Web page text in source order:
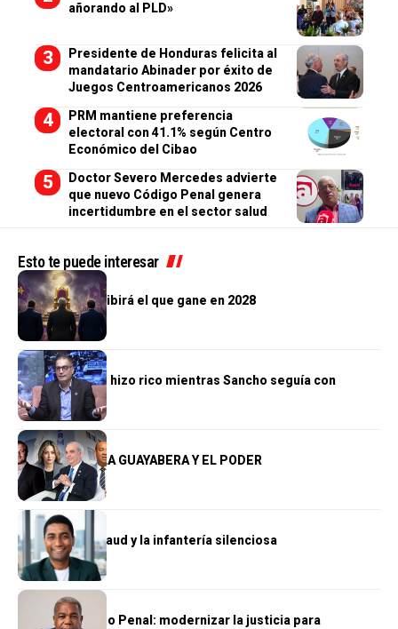
añorando al PLD»
Presidente de Honduras felicita al
mandatario Abinader por éxito de
Juegos Centroamericanos 2026
PRM mantiene preferencia
electoral con 41.1% según Centro
Económico del Cibao
Doctor Severo Mercedes advierte
que nuevo Código Penal genera
incertidumbre en el sector salud
Esto te puede interesar
OPINIÓN
El país que recibirá el que gane en 2028
OPINIÓN
El reino que se hizo rico mientras Sancho seguía con
hambre
OPINIÓN
LA PLANCHA, LA GUAYABERA Y EL PODER
OPINIÓN
Wellington Arnaud y la infantería silenciosa
OPINIÓN
El nuevo Código Penal: modernizar la justicia para